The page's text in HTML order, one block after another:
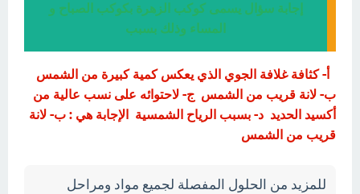
إجابة سؤال يسمى كوكب الزهرة بكوكب الصباح و
المساء وذلك بسبب
أ- كثافة غلافة الجوي الذي يعكس كمية كبيرة من الشمس
ب- لانة قريب من الشمس ج- لاحتوائه على نسب عالية من
أكسيد الحديد د- بسبب الرياح الشمسية الإجابة هي : ب- لانة
قريب من الشمس
للمزيد من الحلول المفصلة لجميع مواد ومراحل